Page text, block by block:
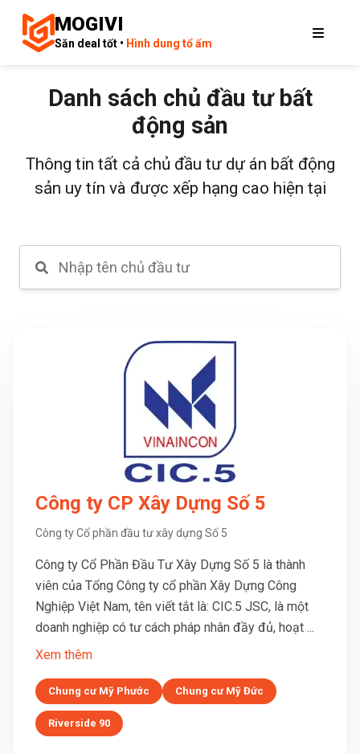
MOGIVI
Săn deal tốt • Hình dung tổ ấm
Danh sách chủ đầu tư bất
động sản
Thông tin tất cả chủ đầu tư dự án bất động
sản uy tín và được xếp hạng cao hiện tại
Công ty CP Xây Dựng Số 5
Công ty Cổ phần đầu tư xây dựng Số 5
Công ty Cổ Phần Đầu Tư Xây Dựng Số 5 là thành
viên của Tổng Công ty cổ phần Xây Dựng Công
Nghiệp Việt Nam, tên viết tắt là: CIC.5 JSC, là một
doanh nghiệp có tư cách pháp nhân đầy đủ, hoạt ...
Xem thêm
Chung cư Mỹ Phước Chung cư Mỹ Đức
Riverside 90